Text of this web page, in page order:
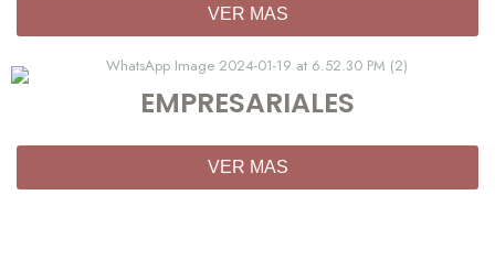
VER MAS
EMPRESARIALES
VER MAS